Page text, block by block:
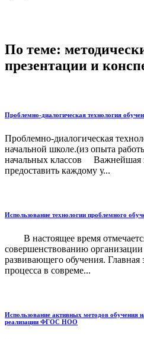
По теме:
презентации и
Проблемно-диалогическая технология
Проблемно-диалогическая
начальной школе.(из опыта
начальных классов Важнейшая
предоставить каждому у...
Использование технологии проблемного
В настоящее время
совершенствованию
развивающего обучения. Главная
процесса в совреме...
Использование активных методов обучения
реализации ФГОС НОО